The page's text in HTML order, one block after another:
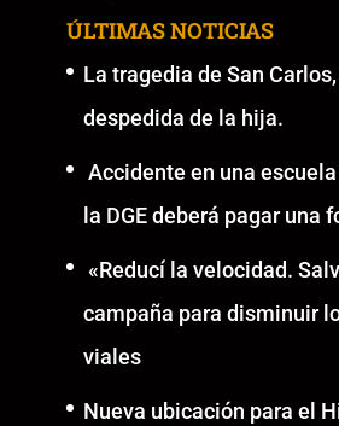
ÚLTIMAS NOTICIAS
La tragedia de San
despedida de la hija.
Accidente en una
la DGE deberá pagar una
«Reducí la velocidad.
campaña para disminuir
viales
Nueva ubicación para el